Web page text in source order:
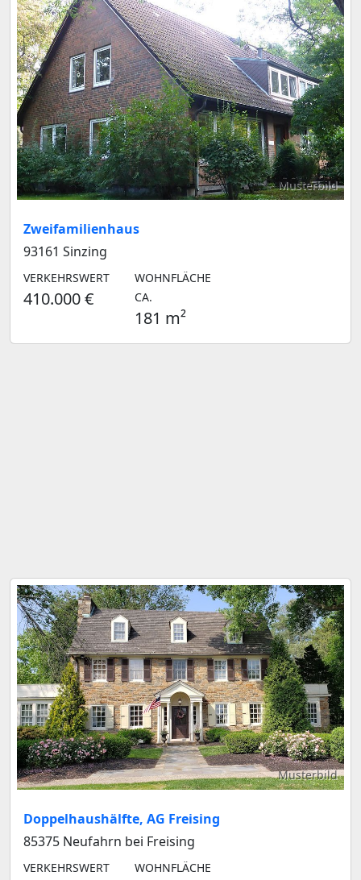
Musterbild
Zweifamilienhaus
93161 Sinzing
VERKEHRSWERT
410.000 €
WOHNFLÄCHE
CA.
181 m²
Musterbild
Doppelhaushälfte, AG Freising
85375 Neufahrn bei Freising
VERKEHRSWERT
WOHNFLÄCHE